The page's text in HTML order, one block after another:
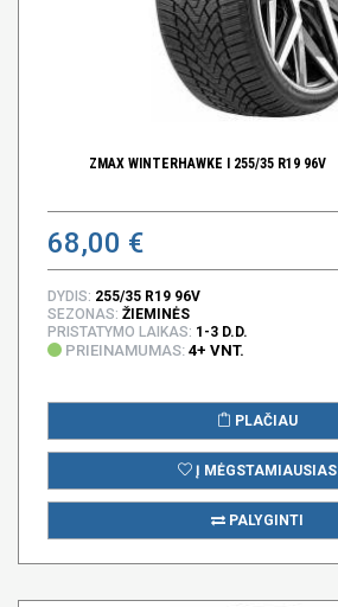
ZMAX WINTERHAWKE I 255/35 R19 96V
68,00 €
DYDIS: 255/35 R19 96V
SEZONAS: ŽIEMINĖS
PRISTATYMO LAIKAS: 1-3 D.D.
PRIEINAMUMAS: 4+ VNT.
PLAČIAU
Į MĖGSTAMIAUSIAS
PALYGINTI